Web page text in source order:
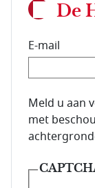
De
E-mail
E-mailadres
Meld u aan
met